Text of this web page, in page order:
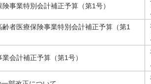
事業特別会計補正予算（第1号）
者医療保険事業特別会計補正予算（第1
会計補正予算（第1号）